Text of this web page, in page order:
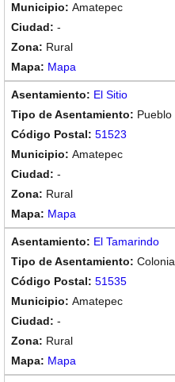
Amatepec
-
Rural
Mapa
El Sitio
Pueblo
51523
Amatepec
-
Rural
Mapa
El Tamarindo
Colonia
51535
Amatepec
-
Rural
Mapa